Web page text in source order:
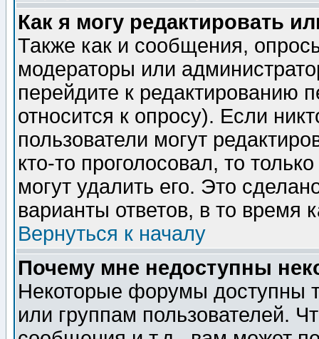
Как я могу редактировать
Также как и сообщения,
модераторы или
перейдите к редактированию
относится к опросу). Если
пользователи могут
кто-то проголосовал, то
могут удалить его. Это
варианты ответов, в то время
Вернуться к началу
Почему мне недоступны
Некоторые форумы доступны
или группам пользователей.